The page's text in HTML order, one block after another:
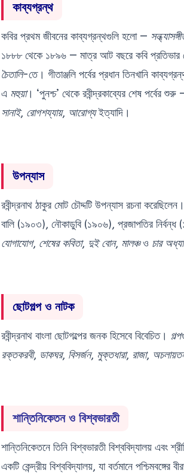
কাব্যগ্রন্থ
কবির প্রথম জীবনের কাব্যগ্রন্থগুলি হলো —
১৮৮৮ থেকে ১৮৯৬ — মাত্র আট বছরে কবি প্রতিভার
চৈতালি-তে। গীতাঞ্জলি পর্বের প্রধান তিনখানি
এ মহুয়া। ‘পুনশ্চ’ থেকে রবীন্দ্রকাব্যের শেষ পর্বের
সানাই, রোগশয্যায়, আরোগ্যইত্যাদি।
উপন্যাস
রবীন্দ্রনাথ ঠাকুর মোট চৌদ্দটি উপন্যাস রচনা
বালি (১৯০৩), নৌকাডুবি (১৯০৬), প্রজাপতির
যোগাযোগ, শেষের কবিতা, দুই বোন, মালঞ্চও চার
ছোটগল্প ও নাটক
রবীন্দ্রনাথ বাংলা ছোটগল্পের জনক হিসেবে বিবেচিত।
রক্তকরবী, ডাকঘর, বিসর্জন, মুক্তধারা, রাজা,
শান্তিনিকেতন ও বিশ্বভারতী
শান্তিনিকেতনে তিনি বিশ্বভারতী বিশ্ববিদ্যালয় এবং
একটি কেন্দ্রীয় বিশ্ববিদ্যালয়, যা বর্তমানে